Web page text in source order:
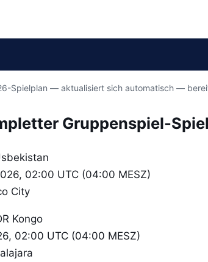
Spielplan — aktualisiert sich automatisch —
Gruppenspiel-
02:00 UTC (04:00 MESZ)
City
Kongo
02:00 UTC (04:00 MESZ)